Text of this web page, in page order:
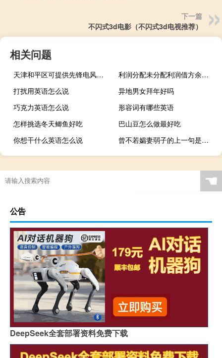
下一篇
不闪式3d电影（不闪式3d电视推荐）
相关问题
天津和平区可提供先锋电风扇维修服务地址在哪
利润分配未分配利润借方余额表示什么（利润分配未分配利润借方余额表示）
打扰用英语怎么说
异地男女拜年好吗
巧克力英语怎么说
形容词有哪些英语
怎样挑选冬天鲫鱼好吃
巴山豆怎么做最好吃
你想干什么英语怎么说
曾不若孀妻弱子的上一句是什么
☚
公告
DeepSeek全套部署资料免费下载